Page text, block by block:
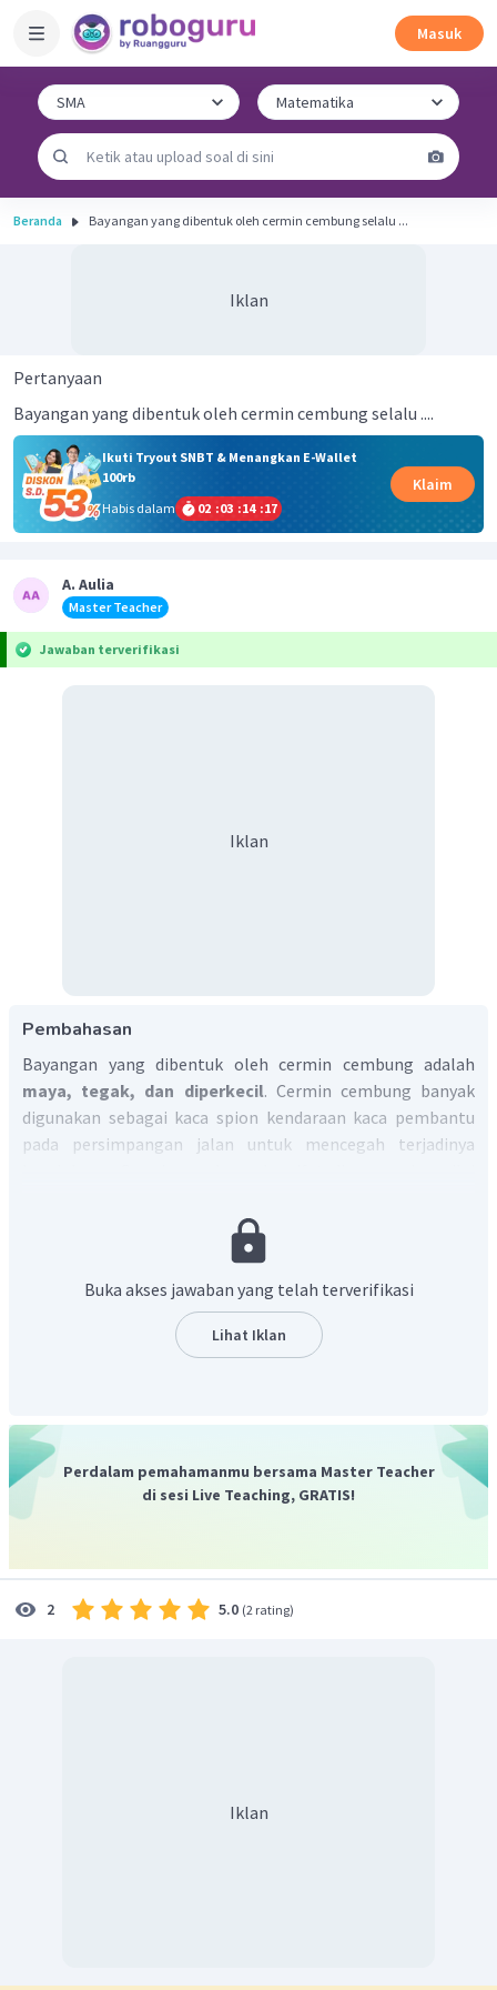
Masuk
Beranda Bayangan yang dibentuk oleh cermin cembung selalu ...
Iklan
Pertanyaan
Bayangan yang dibentuk oleh cermin cembung selalu ....
Ikuti Tryout SNBT & Menangkan E-Wallet
100rb
Habis dalam
02 :03 :14 :17
Klaim
A. Aulia
Master Teacher
Jawaban terverifikasi
Iklan
Pembahasan
Bayangan yang dibentuk oleh cermin cembung adalah
maya, tegak, dan diperkecil. Cermin cembung banyak
digunakan sebagai kaca spion kendaraan kaca pembantu
pada persimpangan jalan untuk mencegah terjadinya
Dengan demikian, bayangan yang dibentuk oleh cermin
cembung selalu maya, tegak, dan diperkecil.
Buka akses jawaban yang telah terverifikasi
Lihat Iklan
Perdalam pemahamanmu bersama Master Teacher
di sesi Live Teaching, GRATIS!
2 5.0 (2 rating)
Iklan